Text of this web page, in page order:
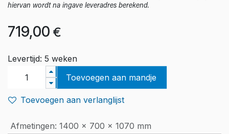
hiervan wordt na ingave leveradres berekend.
719,00 €
Levertijd: 5 weken
Toevoegen aan mandje
Toevoegen aan verlanglijst
Afmetingen: 1400 x 700 x 1070 mm